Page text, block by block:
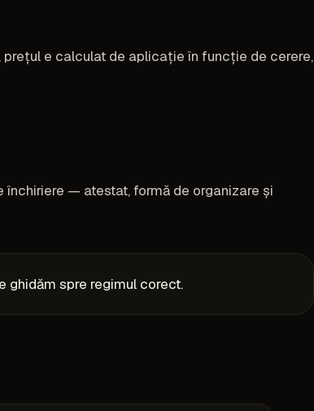
prețul e calculat de aplicație în funcție de cerere,
închiriere — atestat, formă de organizare și
ghidăm spre regimul corect.